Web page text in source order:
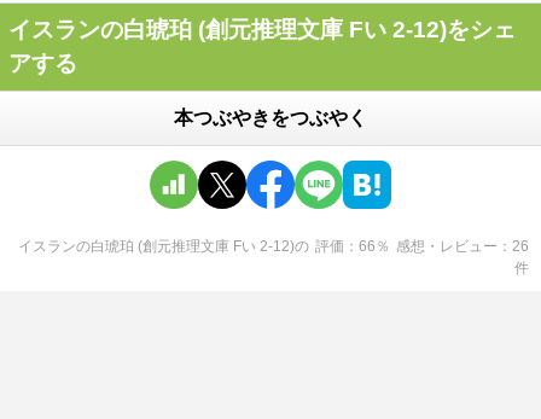
イスランの白琥珀 (創元推理文庫 Fい 2-12)をシェ
アする
本つぶやきをつぶやく
イスランの白琥珀 (創元推理文庫 Fい 2-12)の 評価 66 ％ 感想・レビュー
26
件